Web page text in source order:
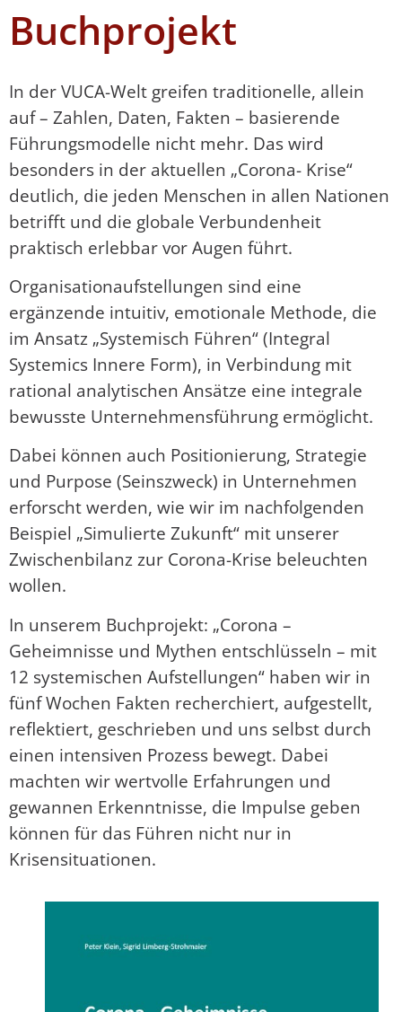
Buchprojekt
In der VUCA-Welt greifen traditionelle, allein
auf – Zahlen, Daten, Fakten – basierende
Führungsmodelle nicht mehr. Das wird
besonders in der aktuellen „Corona- Krise“
deutlich, die jeden Menschen in allen Nationen
betrifft und die globale Verbundenheit
praktisch erlebbar vor Augen führt.
Organisationaufstellungen sind eine
ergänzende intuitiv, emotionale Methode, die
im Ansatz „Systemisch Führen“ (Integral
Systemics Innere Form), in Verbindung mit
rational analytischen Ansätze eine integrale
bewusste Unternehmensführung ermöglicht.
Dabei können auch Positionierung, Strategie
und Purpose (Seinszweck) in Unternehmen
erforscht werden, wie wir im nachfolgenden
Beispiel „Simulierte Zukunft“ mit unserer
Zwischenbilanz zur Corona-Krise beleuchten
wollen.
In unserem Buchprojekt: „Corona –
Geheimnisse und Mythen entschlüsseln – mit
12 systemischen Aufstellungen“ haben wir in
fünf Wochen Fakten recherchiert, aufgestellt,
reflektiert, geschrieben und uns selbst durch
einen intensiven Prozess bewegt. Dabei
machten wir wertvolle Erfahrungen und
gewannen Erkenntnisse, die Impulse geben
können für das Führen nicht nur in
Krisensituationen.